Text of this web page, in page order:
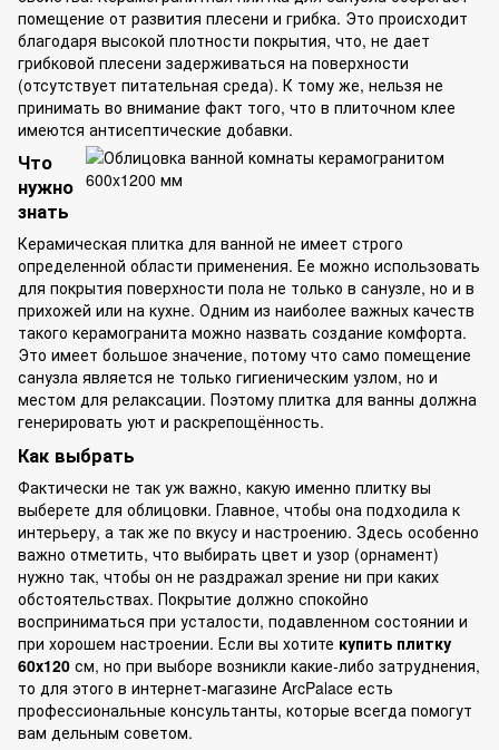
помещение от развития плесени и грибка. Это происходит
благодаря высокой плотности покрытия, что, не дает
грибковой плесени задерживаться на поверхности
(отсутствует питательная среда). К тому же, нельзя не
принимать во внимание факт того, что в плиточном клее
имеются антисептические добавки.
Что
нужно
знать
Керамическая плитка для ванной не имеет строго
определенной области применения. Ее можно использовать
для покрытия поверхности пола не только в санузле, но и в
прихожей или на кухне. Одним из наиболее важных качеств
такого керамогранита можно назвать создание комфорта.
Это имеет большое значение, потому что само помещение
санузла является не только гигиеническим узлом, но и
местом для релаксации. Поэтому плитка для ванны должна
генерировать уют и раскрепощённость.
Как выбрать
Фактически не так уж важно, какую именно плитку вы
выберете для облицовки. Главное, чтобы она подходила к
интерьеру, а так же по вкусу и настроению. Здесь особенно
важно отметить, что выбирать цвет и узор (орнамент)
нужно так, чтобы он не раздражал зрение ни при каких
обстоятельствах. Покрытие должно спокойно
восприниматься при усталости, подавленном состоянии и
при хорошем настроении. Если вы хотите купить плитку
60х120 см, но при выборе возникли какие-либо затруднения,
то для этого в интернет-магазине ArcPalace есть
профессиональные консультанты, которые всегда помогут
вам дельным советом.